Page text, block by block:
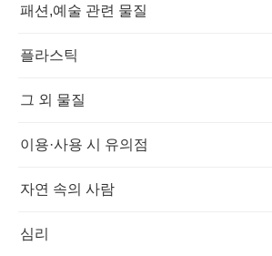
패션,예술 관련 물질
플라스틱
그 외 물질
이용·사용 시 유의점
자연 속의 사람
심리